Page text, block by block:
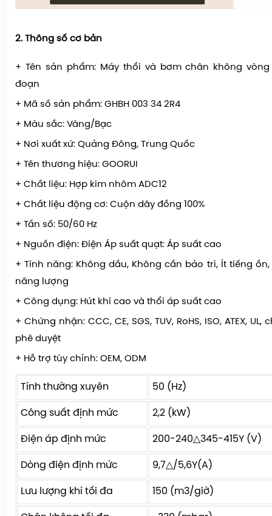
2. Thông số cơ bản
+ Tên sản phẩm: Máy thổi và bơm chân không
đoạn
+ Mã số sản phẩm: GHBH 003 34 2R4
+ Màu sắc: Vàng/Bạc
+ Nơi xuất xứ: Quảng Đông, Trung Quốc
+ Tên thương hiệu: GOORUI
+ Chất liệu: Hợp kim nhôm ADC12
+ Chất liệu động cơ: Cuộn dây đồng 100%
+ Tần số: 50/60 Hz
+ Nguồn điện: Điện Áp suất quạt: Áp suất cao
+ Tính năng: Không dầu, Không cần bảo trì, Ít tiếng ồn,
năng lượng
+ Công dụng: Hút khí cao và thổi áp suất cao
+ Chứng nhận: CCC, CE, SGS, TUV, RoHS, ISO, ATEX,
phê duyệt
+ Hỗ trợ tùy chỉnh: OEM, ODM
Tính thường xuyên 50 (Hz)
Công suất định mức 2,2 (kW)
Điện áp định mức 200-240△345-415Y (V)
Dòng điện định mức 9,7△/5,6Y(A)
Lưu lượng khí tối đa 150 (m3/giờ)